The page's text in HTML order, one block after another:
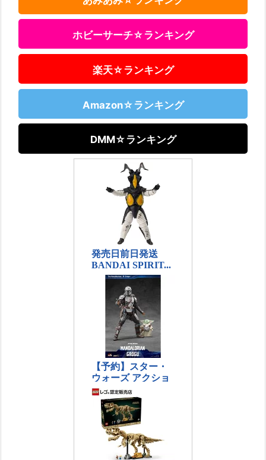
ホビーサーチ☆ランキング
楽天☆ランキング
Amazon☆ランキング
DMM☆ランキング